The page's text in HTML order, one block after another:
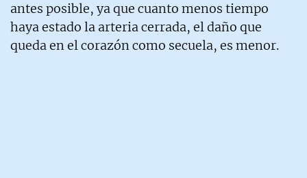
antes posible, ya que cuanto menos tiempo
haya estado la arteria cerrada, el daño que
queda en el corazón como secuela, es menor.